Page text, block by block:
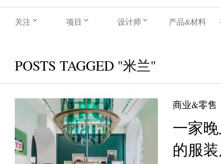
关注 项目 设计师 产品&材料
POSTS TAGGED "米兰"
商业&零售
一家
的服